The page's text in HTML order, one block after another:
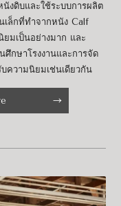
งดิบและใช้ระบบการผลิต
เล็กที่ทำจากหนัง Calf
มเป็นอย่างมาก และ
ศึกษาโรงงานและการจัด
ความนิยมเช่นเดียวกัน